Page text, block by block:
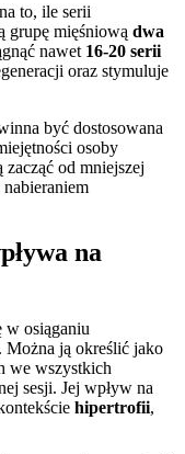
to, ile serii
grupę mięśniową dwa
nawet 16-20 serii
oraz stymuluje
być dostosowana
osoby
od mniejszej
na
w osiąganiu
Można ją określić jako
we wszystkich
sesji. Jej wpływ na
hipertrofii,